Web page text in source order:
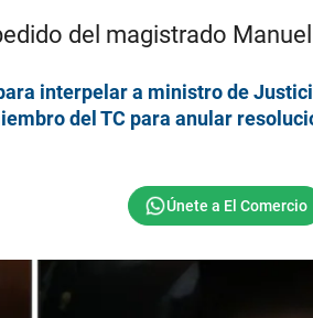
del magistrado
interpelar a ministro de
del TC para anular